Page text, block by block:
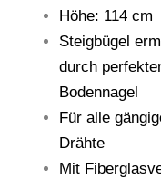
Höhe: 114 cm
Steigbügel
durch
Bodennagel
Für alle
Drähte
Mit